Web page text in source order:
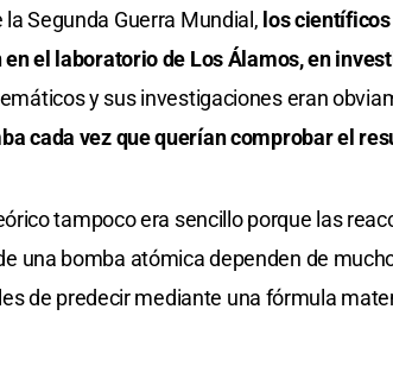
la Segunda Guerra Mundial, los
el laboratorio de Los Álamos, en
y sus investigaciones eran
cada vez que querían comprobar el
tampoco era sencillo porque las
una bomba atómica dependen de
de predecir mediante una fórmula